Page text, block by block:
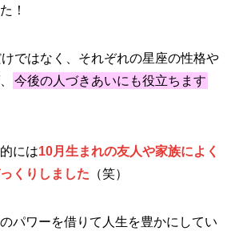
！
ではなく、それぞれの星座の性格や
今後の人づきあいにも役立ちます
には10月生まれの友人や家族によく
くりしました （笑）
パワーを借りて人生を豊かにしてい